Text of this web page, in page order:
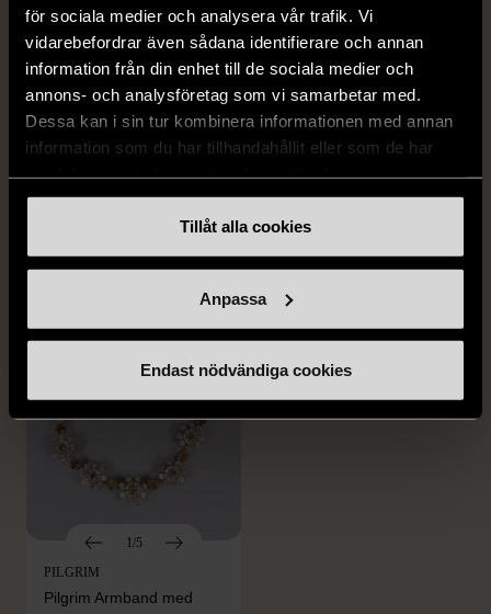
för sociala medier och analysera vår trafik. Vi
vidarebefordrar även sådana identifierare och annan
information från din enhet till de sociala medier och
annons- och analysföretag som vi samarbetar med.
Dessa kan i sin tur kombinera informationen med annan
information som du har tillhandahållit eller som de har
Tillåt alla cookies
Anpassa
Endast nödvändiga cookies
69 kr
1/5
PILGRIM
Pilgrim Armband med